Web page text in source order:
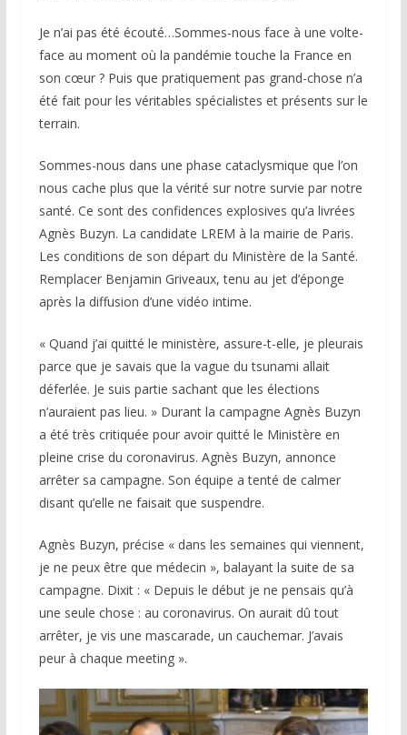
Je n’ai pas été écouté…Sommes-nous face à une volte-
face au moment où la pandémie touche la France en
son cœur ? Puis que pratiquement pas grand-chose n’a
été fait pour les véritables spécialistes et présents sur le
terrain.
Sommes-nous dans une phase cataclysmique que l’on
nous cache plus que la vérité sur notre survie par notre
santé. Ce sont des confidences explosives qu’a livrées
Agnès Buzyn. La candidate LREM à la mairie de Paris.
Les conditions de son départ du Ministère de la Santé.
Remplacer Benjamin Griveaux, tenu au jet d’éponge
après la diffusion d’une vidéo intime.
« Quand j’ai quitté le ministère, assure-t-elle, je pleurais
parce que je savais que la vague du tsunami allait
déferlée. Je suis partie sachant que les élections
n’auraient pas lieu. » Durant la campagne Agnès Buzyn
a été très critiquée pour avoir quitté le Ministère en
pleine crise du coronavirus. Agnès Buzyn, annonce
arrêter sa campagne. Son équipe a tenté de calmer
disant qu’elle ne faisait que suspendre.
Agnès Buzyn, précise « dans les semaines qui viennent,
je ne peux être que médecin », balayant la suite de sa
campagne. Dixit : « Depuis le début je ne pensais qu’à
une seule chose : au coronavirus. On aurait dû tout
arrêter, je vis une mascarade, un cauchemar. J’avais
peur à chaque meeting ».